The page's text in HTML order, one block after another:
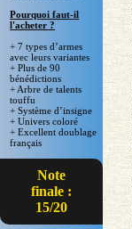
Pourquoi faut-il
l'acheter ?
+ 7 types d’armes
avec leurs variantes
+ Plus de 90
bénédictions
+ Arbre de talents
touffu
+ Système d’insigne
+ Univers coloré
+ Excellent doublage
français
Note
finale :
15/20